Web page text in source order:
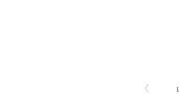
1